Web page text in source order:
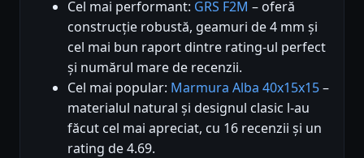
Cel mai performant: GRS F2M – oferă
construcție robustă, geamuri de 4 mm și
cel mai bun raport dintre rating-ul perfect
și numărul mare de recenzii.
Cel mai popular: Marmura Alba 40x15x15–
materialul natural și designul clasic l-au
făcut cel mai apreciat, cu 16 recenzii și un
rating de 4.69.